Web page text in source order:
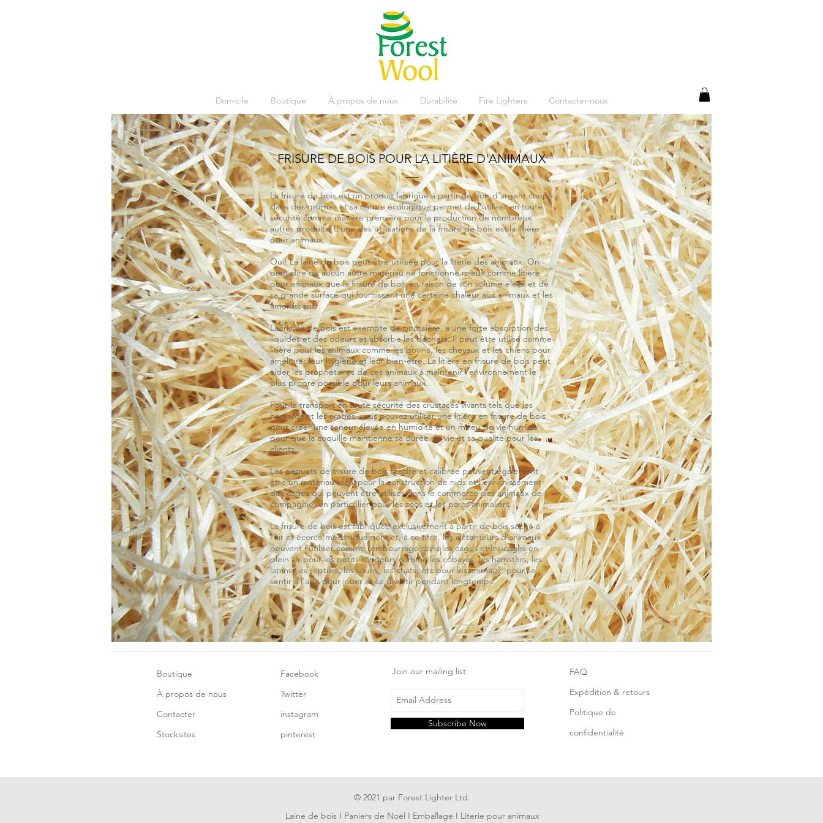
Domicile Boutique À propos de nous Durabilité Fire Lighters Contacter-nous
FRISURE DE BOIS POUR LA LITIÈRE D'ANIMAUX
La frisure de bois est un produit fabriqué à partir de bois d'argent coupé
dans des grumes et sa nature écologique permet de l'utiliser en toute
sécurité comme matière première pour la production de nombreux
autres produits. L'une des utilisations de la frisure de bois est la litière
pour animaux.
Oui! La laine de bois peut être utilisée pour la literie des animaux. On
peut dire qu'aucun autre matériau ne fonctionne mieux comme litière
pour animaux que la frisure de bois en raison de son volume élevé et de
sa grande surface qui fournissent une certaine chaleur aux animaux et les
amortissent.
La frisure de bois est exempte de poussière, a une forte absorption des
liquides et des odeurs et absorbe les déchets. Il peut être utilisé comme
litière pour les animaux comme les bovins, les chevaux et les chiens pour
améliorer leur hygiène et leur bien-être. La litière en frisure de bois peut
aider les propriétaires de ces animaux à maintenir l'environnement le
plus propre possible pour leurs animaux.
Pour le transport en toute sécurité des crustacés vivants tels que les
homards et les crabes, vous pouvez utiliser une litière en frisure de bois
pour créer une teneur élevée en humidité et un milieu de vie humide
pour que la coquille maintienne sa durée de vie et sa qualité pour les
clients.
Les paquets de frisure de bois tendre et calibrée peuvent également
être un matériau idéal pour la construction de nids et l'enrichissement
des cages qui peuvent être utilisés dans le commerce des animaux de
compagnie, en particulier pour les zoos et les parcs animaliers.
La frisure de bois est fabriquée exclusivement à partir de bois séché à
l'air et écorcé mécaniquement et, à ce titre, les détenteurs d'animaux
peuvent l'utiliser comme rembourrage dans les cages et les cages en
plein air pour les petits rongeurs comme les cobayes, les hamsters, les
lapins, les reptiles, les souris, les chats, etc.pour les animaux. pour se
sentir à l'aise pour jouer et se divertir pendant longtemps.
Boutique
À propos de nous
Contacter
Stockistes
Facebook
Twitter
instagram
pinterest
Join our mailing list
Subscribe Now
FAQ
Expédition & retours
Politique de
confidentialité
© 2021 par Forest Lighter Ltd.
Laine de bois I Paniers de Noël I Emballage I Literie pour animaux